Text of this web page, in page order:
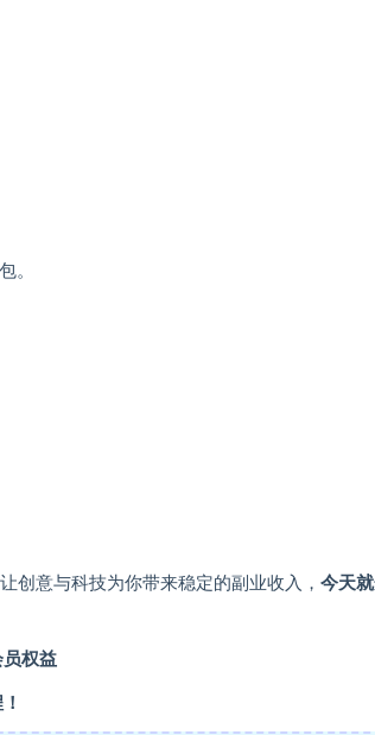
。
创意与科技为你带来稳定的副业收入， 今天
权益